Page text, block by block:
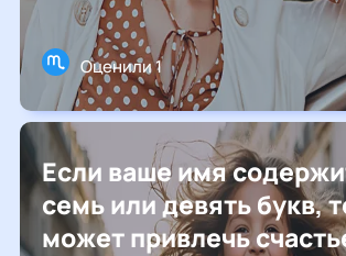
Оценили 1
Если ваше имя
семь или девять букв,
может привлечь